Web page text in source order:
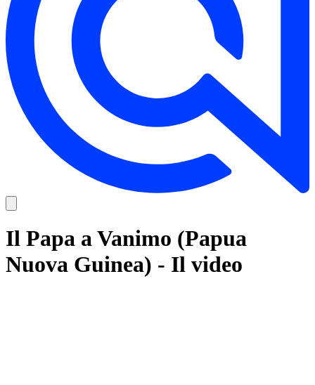
Il Papa a Vanimo (Papua
Nuova Guinea) - Il video